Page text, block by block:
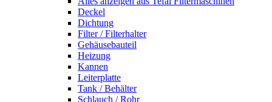
Deckel
Dichtung
Filter / Filterhalter
Gehäusebauteil
Heizung
Kannen
Leiterplatte
Tank / Behälter
Schlauch / Rohr